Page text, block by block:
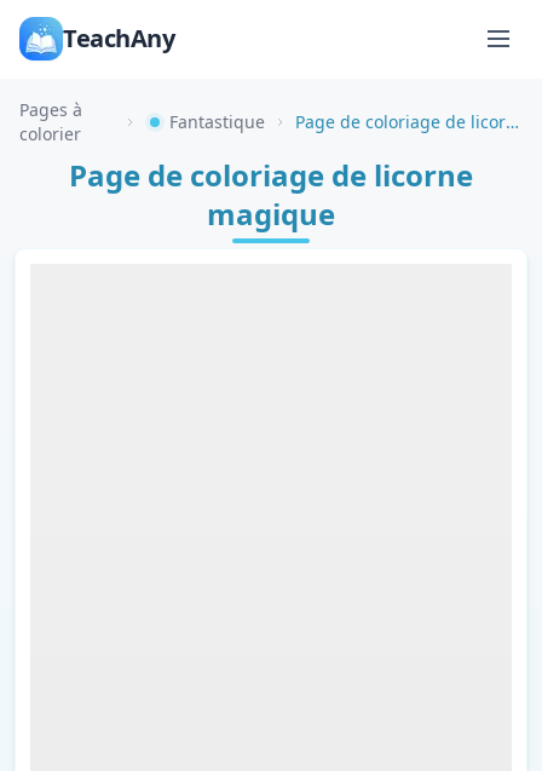
TeachAny
Pages à
colorier
Fantastique Page de coloriage de licorne magique
Page de coloriage de licorne
magique